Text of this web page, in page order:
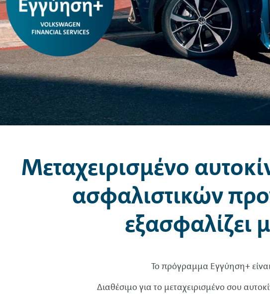
Μεταχειρισμένο
ασφαλιστικών
εξασφαλίζει
Το πρόγραμμα Εγγύηση+
Διαθέσιμο για το μεταχειρισμένο σου